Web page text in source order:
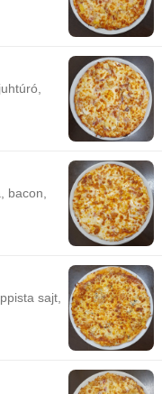
bacon,
sajt,